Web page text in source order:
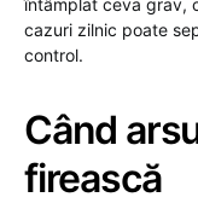
întâmplat ceva grav,
cazuri zilnic poate
control.
Când
firească